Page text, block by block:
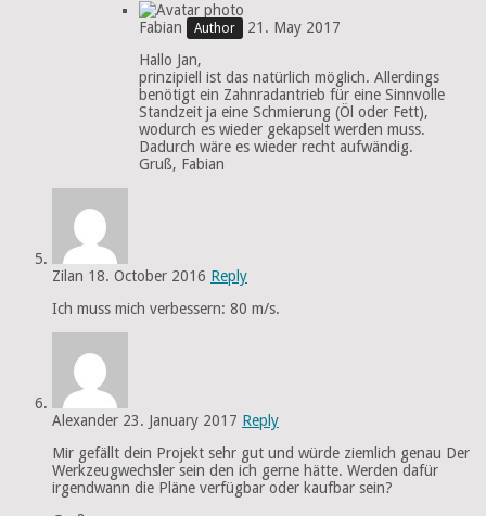
Fabian
21. May 2017
Hallo Jan,
prinzipiell ist das natürlich möglich. Allerdings
benötigt ein Zahnradantrieb für eine Sinnvolle
Standzeit ja eine Schmierung (Öl oder Fett),
wodurch es wieder gekapselt werden muss.
Dadurch wäre es wieder recht aufwändig.
Gruß, Fabian
Zilan 18. October 2016 Reply
Ich muss mich verbessern: 80 m/s.
Alexander 23. January 2017 Reply
Mir gefällt dein Projekt sehr gut und würde ziemlich genau Der
Werkzeugwechsler sein den ich gerne hätte. Werden dafür
irgendwann die Pläne verfügbar oder kaufbar sein?